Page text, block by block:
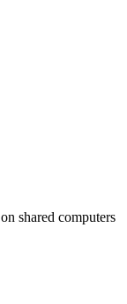
shared computers